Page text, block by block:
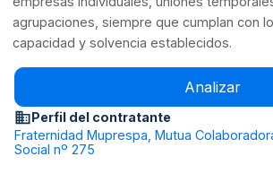
agrupaciones, siempre que cumplan con
capacidad y solvencia establecidos.
Analizar
Perfil del contratante
Fraternidad Muprespa, Mutua
Social nº 275